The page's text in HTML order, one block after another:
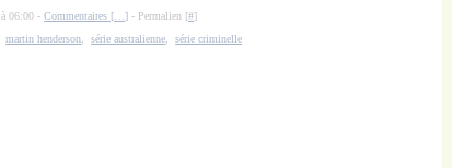
à 06:00 -Commentaires [ …] - Permalien [#]
,martin henderson ,série australienne ,série criminelle